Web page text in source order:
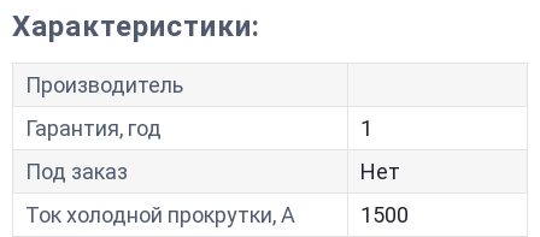
Характеристики:
Производитель
Гарантия, год
1
Под заказ
Нет
Ток холодной прокрутки, A
1500